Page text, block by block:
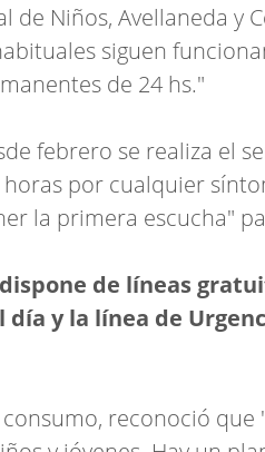
de Niños, Avellaneda y
siguen
de 24 hs."
febrero se realiza el
por cualquier
la primera escucha"
de líneas
y la línea de
reconoció